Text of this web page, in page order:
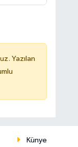
Yazılan
Künye